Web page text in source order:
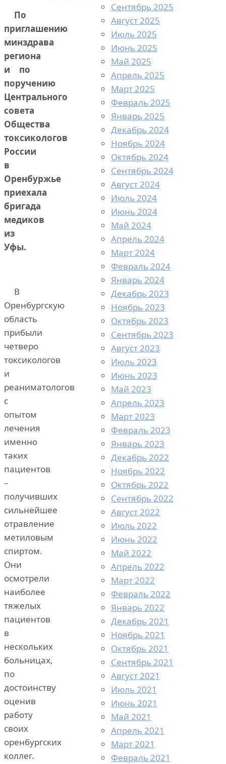
По
приглашению
минздрава
региона
и по
поручению
Центрального
совета
Общества
токсикологов
России
в
Оренбуржье
приехала
бригада
медиков
из
Уфы.
В
Оренбургскую
область
прибыли
четверо
токсикологов
и
реаниматологов
с
опытом
лечения
именно
таких
пациентов
–
получивших
сильнейшее
отравление
метиловым
спиртом.
Они
осмотрели
наиболее
тяжелых
пациентов
в
нескольких
больницах,
по
достоинству
оценив
работу
своих
оренбургских
коллег.
Сентябрь 2025
Август 2025
Июль 2025
Июнь 2025
Май 2025
Апрель 2025
Март 2025
Февраль 2025
Январь 2025
Декабрь 2024
Ноябрь 2024
Октябрь 2024
Сентябрь 2024
Август 2024
Июль 2024
Июнь 2024
Май 2024
Апрель 2024
Март 2024
Февраль 2024
Январь 2024
Декабрь 2023
Ноябрь 2023
Октябрь 2023
Сентябрь 2023
Август 2023
Июль 2023
Июнь 2023
Май 2023
Апрель 2023
Март 2023
Февраль 2023
Январь 2023
Декабрь 2022
Ноябрь 2022
Октябрь 2022
Сентябрь 2022
Август 2022
Июль 2022
Июнь 2022
Май 2022
Апрель 2022
Март 2022
Февраль 2022
Январь 2022
Декабрь 2021
Ноябрь 2021
Октябрь 2021
Сентябрь 2021
Август 2021
Июль 2021
Июнь 2021
Май 2021
Апрель 2021
Март 2021
Февраль 2021